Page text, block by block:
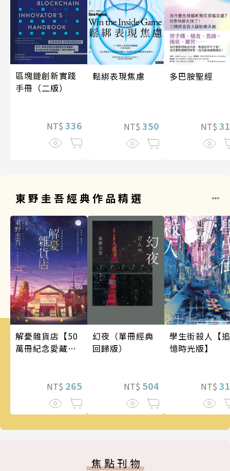
區塊鏈創新實踐
手冊（二版）
NT$ 336
鬆綁表現焦慮
NT$ 350
多巴胺聖經
NT$
東野圭吾經典作品精選
解憂雜貨店【50
萬冊紀念愛藏
NT$ 265
幻夜（單冊經典
回歸版）
NT$ 504
學生街殺人【追
憶時光版】
NT$
焦點刊物